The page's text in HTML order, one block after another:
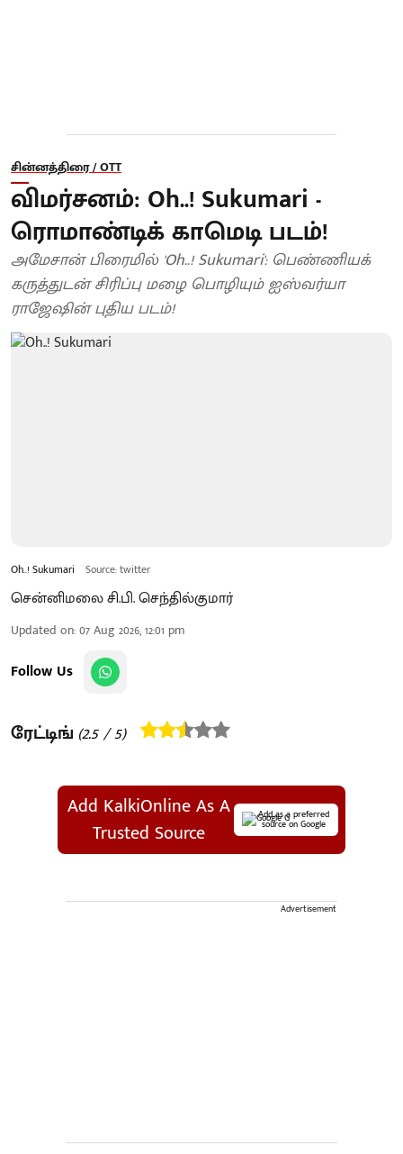
சின்னத்திரை / OTT
விமர்சனம்: Oh..! Sukumari -
ரொமாண்டிக் காமெடி படம்!
அமேசான் பிரைமில் 'Oh..! Sukumari': பெண்ணியக்
கருத்துடன் சிரிப்பு மழை பொழியும் ஐஸ்வர்யா
ராஜேஷின் புதிய படம்!
Oh..! Sukumari Source: twitter
சென்னிமலை சி.பி. செந்தில்குமார்
Updated on:07 Aug 2026, 12:01 pm
Follow Us
ரேட்டிங் (2.5/ 5)
Add KalkiOnline As A
Trusted Source
Add as a preferred
source on Google
Advertisement